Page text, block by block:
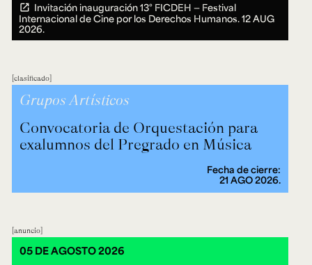
Invitación inauguración 13° FICDEH — Festival
Internacional de Cine por los Derechos Humanos.12 AUG
2026.
clasificado
Grupos Artísticos
Convocatoria de Orquestación para
exalumnos del Pregrado en Música
Fecha de cierre:
21 AGO 2026.
anuncio
05 DE AGOSTO 2026